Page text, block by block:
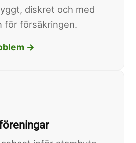
diskret och med
för försäkringen.
→